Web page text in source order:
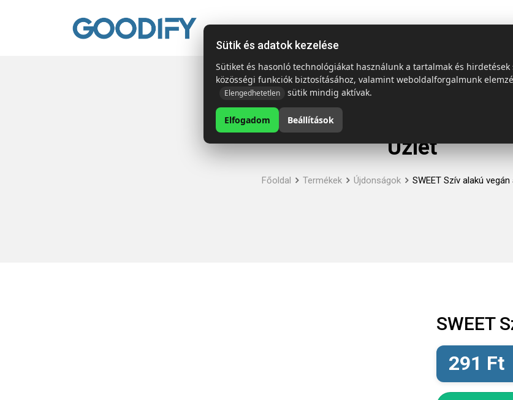
Kezdőlap Termékek Emblémázás és szállítás Tech =
Üzlet
Főoldal Termékek Újdonságok SWEET Szív alakú
SWEET
291 Ft
Sütik és adatok kezelése
Sütiket és hasonló technológiákat használunk a tartalmak és hirdetések
közösségi funkciók biztosításához, valamint weboldalforgalmunk
Elengedhetetlen sütik mindig aktívak.
Elfogadom Beállítások